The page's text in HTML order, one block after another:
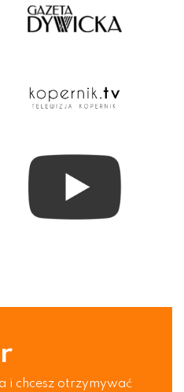
i chcesz otrzymywać